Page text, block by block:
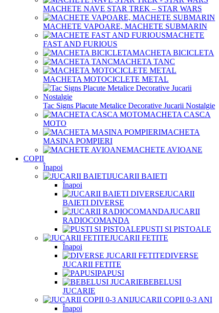
MACHETE NAVE STAR TREK – STAR WARS
MACHETE VAPOARE, MACHETE SUBMARIN
MACHETE
FAST AND FURIOUS
MACHETA BICICLETA
MACHETA TANC
MACHETA MOTOCICLETE METAL
Tac Signs Placute Metalice Decorative Jucarii Nostalgie
MACHETA CASCA
MOTO
MACHETA
MASINA POMPIERI
MACHETE AVIOANE
COPII
Înapoi
JUCARII BAIETI
Înapoi
JUCARII
BAIETI DIVERSE
JUCARII
RADIOCOMANDA
PUSTI SI PISTOALE
JUCARII FETITE
Înapoi
DIVERSE
JUCARII FETITE
PAPUSI
BEBELUSI
JUCARIE
JUCARII COPII 0-3 ANI
Înapoi